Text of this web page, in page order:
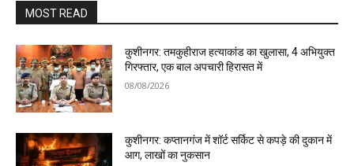
MOST READ
कुशीनगर: तमकुहीराज हत्याकांड का खुलासा, 4 अभियुक्त
गिरफ्तार, एक बाल अपचारी हिरासत में
08/08/2026
कुशीनगर: कप्तानगंज में शॉर्ट सर्किट से कपड़े की दुकान में
आग, लाखों का नुकसान